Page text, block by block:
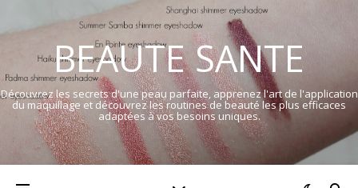
BEAUTE SANTE
Découvrez les secrets d'une peau parfaite, apprenez l'art de l'application
du maquillage et découvrez les routines de beauté les plus efficaces
adaptées à vos besoins uniques.